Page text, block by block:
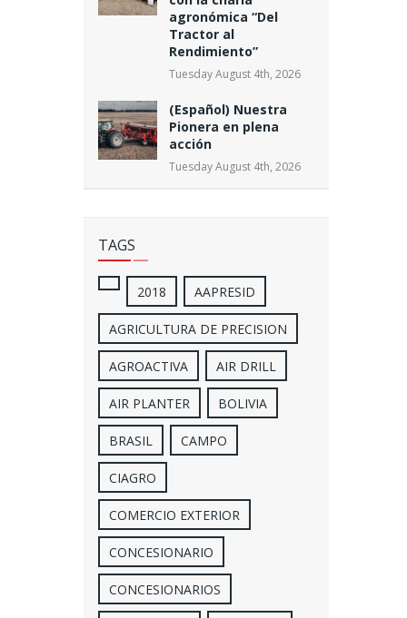
agronómica “Del
Tractor al
Rendimiento”
Tuesday August 4th, 2026
(Español) Nuestra
Pionera en plena
acción
Tuesday August 4th, 2026
TAGS
2018 AAPRESID
AGRICULTURA DE PRECISION
AGROACTIVA AIR DRILL
AIR PLANTER BOLIVIA
BRASIL CAMPO
CIAGRO
COMERCIO EXTERIOR
CONCESIONARIO
CONCESIONARIOS